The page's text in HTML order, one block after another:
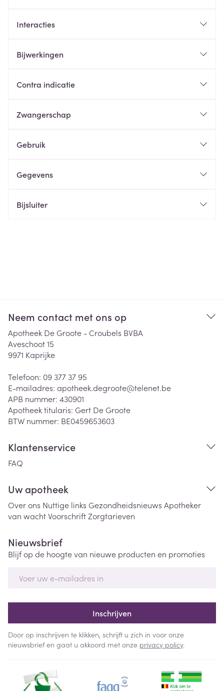
Interacties
Bijwerkingen
Contra indicatie
Zwangerschap
Gebruik
Gegevens
Bijsluiter
Neem contact met ons op
Apotheek De Groote - Croubels BVBA
Aveschoot 15
9971 Kaprijke
Telefoon: 09 377 37 95
E-mailadres: apotheek.degroote@telenet.be
APB nummer: 430901
Apotheek titularis: Gert De Groote
BTW nummer: BE0459653603
Klantenservice
FAQ
Uw apotheek
Over ons Nuttige links Gezondheidsnieuws Apotheker
van wachtVoorschriftZorgtarieven
Nieuwsbrief
Blijf op de hoogte van nieuwe producten en promoties
Inschrijven
Door op inschrijven te klikken, schrijft u zich in voor onze
nieuwsbrief en gaat u akkoord met onze privacy policy.